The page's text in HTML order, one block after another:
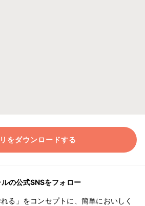
をダウンロードする
の公式SNSをフォロー
る」をコンセプトに、簡単においしく